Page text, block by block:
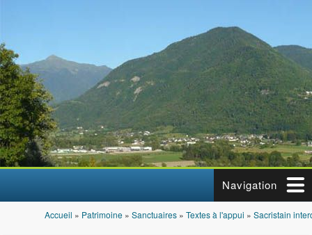
Navigation
Vous êtes ici
Accueil » Patrimoine » Sanctuaires » Textes à l'appui » Sacristain